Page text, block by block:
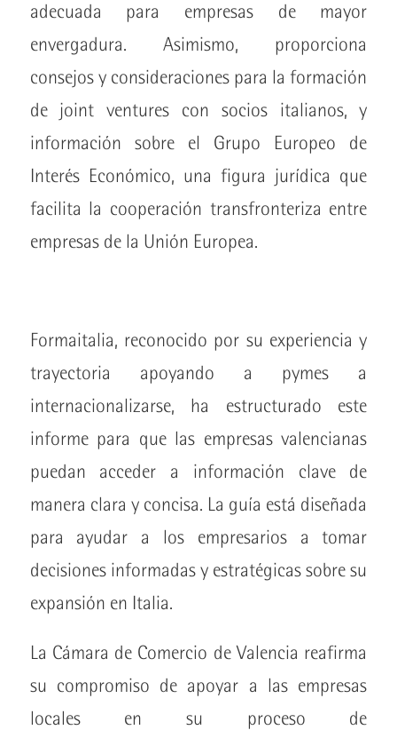
adecuada para empresas de mayor
envergadura. Asimismo, proporciona
consejos y consideraciones para la formación
de joint ventures con socios italianos, y
información sobre el Grupo Europeo de
Interés Económico, una figura jurídica que
facilita la cooperación transfronteriza entre
empresas de la Unión Europea.
Formaitalia, reconocido por su experiencia y
trayectoria apoyando a pymes a
internacionalizarse, ha estructurado este
informe para que las empresas valencianas
puedan acceder a información clave de
manera clara y concisa. La guía está diseñada
para ayudar a los empresarios a tomar
decisiones informadas y estratégicas sobre su
expansión en Italia.
La Cámara de Comercio de Valencia reafirma
su compromiso de apoyar a las empresas
locales en su proceso de